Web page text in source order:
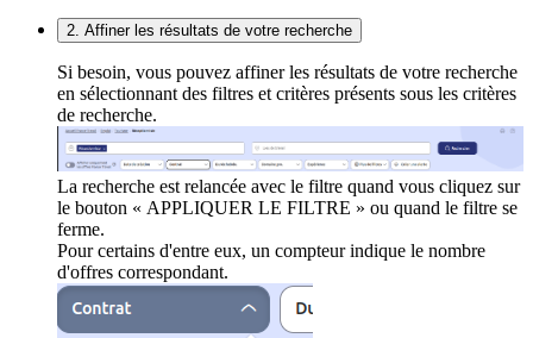
2. Affiner les résultats de votre recherche
Si besoin, vous pouvez affiner les résultats de votre recherche
en sélectionnant des filtres et critères présents sous les critères
de recherche.
La recherche est relancée avec le filtre quand vous cliquez sur
le bouton « APPLIQUER LE FILTRE » ou quand le filtre se
ferme.
Pour certains d'entre eux, un compteur indique le nombre
d'offres correspondant.